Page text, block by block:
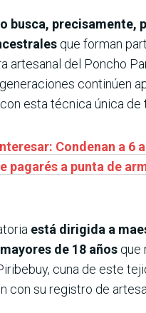
busca, precisamente,
que forman
artesanal del Poncho
continúen
esta técnica única de
Condenan a 6
pagarés a punta de
está dirigida a
de 18 años que
cuna de este
con su registro de